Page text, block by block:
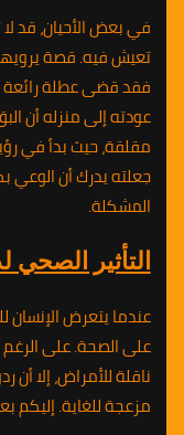
في بعض الأحيان، قد
تعيش فيه. قصة
فقد قضى عطلة
عودته إلى منزله أن
مقلقة، حيث بدأ في
جعلته يدرك أن الوعي
المشكلة.
التأثير الصحي
عندما يتعرض الإنسان
على الصحة. على
ناقلة للأمراض، إلا
مزعجة للغاية. إليكم